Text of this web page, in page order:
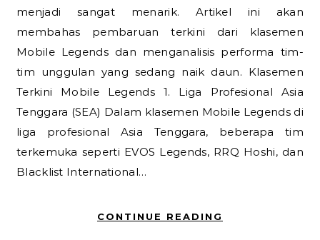
menjadi sangat menarik. Artikel ini akan
membahas pembaruan terkini dari klasemen
Mobile Legends dan menganalisis performa tim-
tim unggulan yang sedang naik daun. Klasemen
Terkini Mobile Legends 1. Liga Profesional Asia
Tenggara (SEA) Dalam klasemen Mobile Legends di
liga profesional Asia Tenggara, beberapa tim
terkemuka seperti EVOS Legends, RRQ Hoshi, dan
Blacklist International…
CONTINUE READING